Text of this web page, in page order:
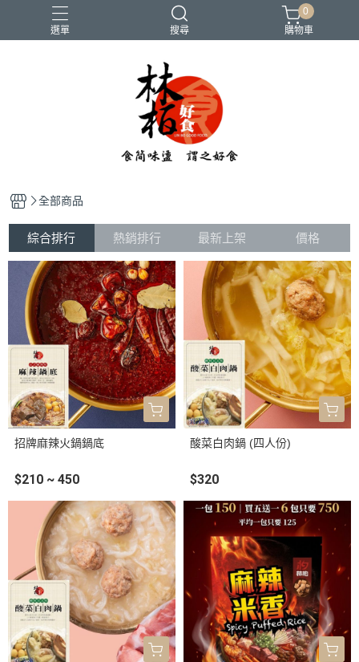
選單 搜尋
粥品 酸菜白肉鍋
0
購物車
全部商品
綜合排行 熱銷排行 最新上架 價格
招牌麻辣火鍋鍋底
$210 ~ 450
酸菜白肉鍋 (四人份)
$320